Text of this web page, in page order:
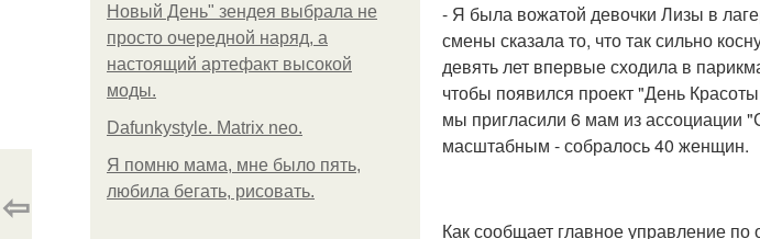
Новый День" зендея выбрала не
просто очередной наряд, а
настоящий артефакт высокой
моды.
Dafunkystyle. Matrix neo.
Я помню мама, мне было пять,
любила бегать, рисовать.
- Я была вожатой девочки Лизы в
смены сказала то, что так сильно
девять лет впервые сходила в
чтобы появился проект "День
мы пригласили 6 мам из ассоциации
масштабным - собралось 40 женщин.
Как сообщает главное управление
⇦